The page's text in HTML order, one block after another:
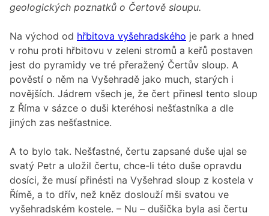
geologických poznatků o Čertově sloupu.
Na východ od hřbitova vyšehradského je park a hned
v rohu proti hřbitovu v zeleni stromů a keřů postaven
jest do pyramidy ve tré přeražený Čertův sloup. A
pověstí o něm na Vyšehradě jako much, starých i
novějších. Jádrem všech je, že čert přinesl tento sloup
z Říma v sázce o duši kteréhosi nešťastníka a dle
jiných zas nešťastnice.
A to bylo tak. Nešťastné, čertu zapsané duše ujal se
svatý Petr a uložil čertu, chce-li této duše opravdu
dosíci, že musí přinésti na Vyšehrad sloup z kostela v
Římě, a to dřív, než kněz doslouží mši svatou ve
vyšehradském kostele. – Nu – dušička byla asi čertu